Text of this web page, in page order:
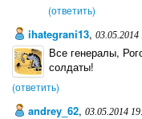
(ответить)
ihategrani13, 03.05.2014
Все генералы,
солдаты!
(ответить)
andrey_62, 03.05.2014